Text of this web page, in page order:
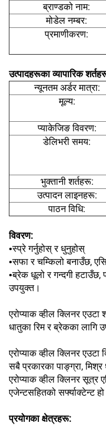
ब्राण्डको नाम:
मोडेल नम्बर:
प्रमाणीकरण:
उत्पादहरूका व्यापारिक
न्यूनतम अर्डर मात्रा:
मूल्य:
प्याकेजिङ विवरण:
डेलिभरी समय:
भुक्तानी शर्तहरू:
उत्पादन लाइनहरू:
पाठन विधि:
विवरण:
•स्प्रे गर्नुहोस् र धुनुहोस्
•सफा र चम्किलो बनाउँछ,
•ब्रेक धूलो र गन्दगी हटाउँछ,
उपयुक्त।
एरोप्याक व्हील क्लिनर
धातुका रिम र ब्रेकका लागि
एरोप्याक व्हील क्लिनर
सबै प्रकारका पाङ्ग्रा,
एरोप्याक व्हील क्लिनर
एजेन्टसहितको सर्फ्याक्टेन्ट
प्रयोगका क्षेत्रहरू: